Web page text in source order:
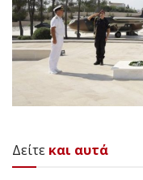
Δείτε και αυτά